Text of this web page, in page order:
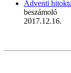
Adventi
beszámoló
2017.12.16.